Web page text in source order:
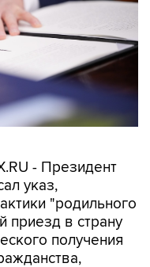
- Президент
"родильного
в страну
получения
дома.